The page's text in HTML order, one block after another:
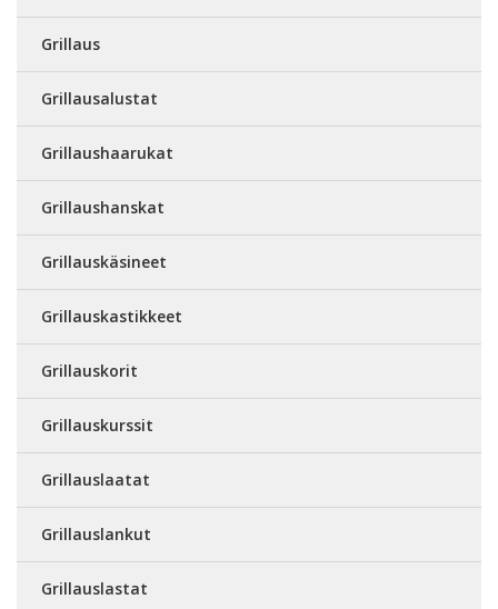
Grillaus
Grillausalustat
Grillaushaarukat
Grillaushanskat
Grillauskäsineet
Grillauskastikkeet
Grillauskorit
Grillauskurssit
Grillauslaatat
Grillauslankut
Grillauslastat